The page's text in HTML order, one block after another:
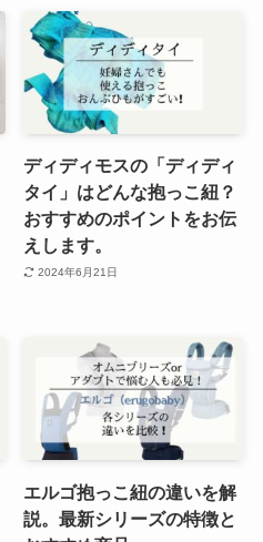
ディディモスの「ディディ
タイ」はどんな抱っこ紐？
おすすめのポイントをお伝
えします。
2024年6月21日
エルゴ抱っこ紐の違いを解
説。最新シリーズの特徴と